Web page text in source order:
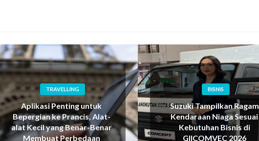
TRAVELLING
Aplikasi Penting untuk
Bepergian ke Prancis, Alat-
alat Kecil yang Benar-Benar
Membuat Perbedaan
BISNIS
Suzuki Tampilkan Ragam
Kendaraan Niaga Sesuai
Kebutuhan Bisnis di
GIICOMVEC 2026